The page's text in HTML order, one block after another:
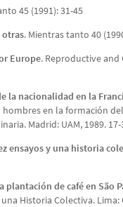
45 (1991): 31-45
otras. Mientras tanto 40
Europe. Reproductive and
la nacionalidad en la
hombres en la formación
Madrid: UAM, 1989. 17-
ensayos y una historia
de café en São
Historia Colectiva.